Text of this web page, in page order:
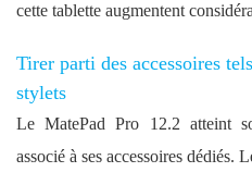
cette tablette augmentent
Tirer parti des accessoires
stylets
Le MatePad Pro 12.2 atteint
associé à ses accessoires